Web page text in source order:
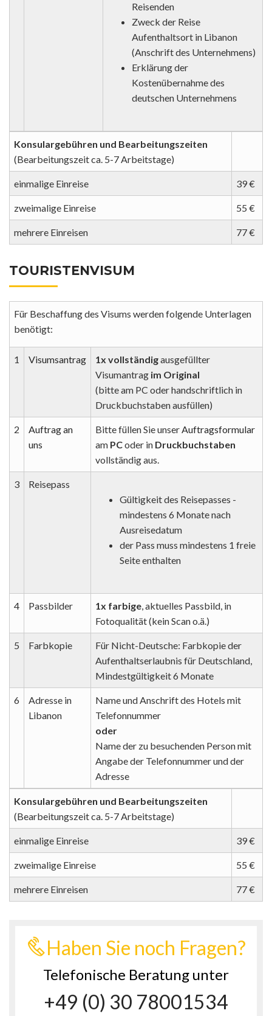
Reisenden
Zweck der Reise
Aufenthaltsort in Libanon
(Anschrift des Unternehmens)
Erklärung der
Kostenübernahme des
deutschen Unternehmens
Konsulargebühren und Bearbeitungszeiten
(Bearbeitungszeit ca. 5-7 Arbeitstage)
einmalige Einreise 39 €
zweimalige Einreise 55 €
mehrere Einreisen 77 €
TOURISTENVISUM
Für Beschaffung des Visums werden folgende Unterlagen
benötigt:
1 Visumsantrag 1x vollständigausgefüllter
Visumantrag im Original
(bitte am PC oder handschriftlich in
Druckbuchstaben ausfüllen)
2
Auftrag an
uns
Bitte füllen Sie unserAuftragsformular
am PCoder in Druckbuchstaben
vollständig aus.
3
Reisepass
Gültigkeit des Reisepasses -
mindestens 6 Monate nach
Ausreisedatum
der Pass muss mindestens 1 freie
Seite enthalten
4 Passbilder 1x farbige, aktuelles Passbild, in
Fotoqualität (kein Scan o.ä.)
5 Farbkopie
Für Nicht-Deutsche: Farbkopie der
Aufenthaltserlaubnis für Deutschland,
Mindestgültigkeit 6 Monate
6
Adresse in
Libanon
Name und Anschrift des Hotels mit
Telefonnummer
oder
Name der zu besuchenden Person mit
Angabe der Telefonnummer und der
Adresse
Konsulargebühren und Bearbeitungszeiten
(Bearbeitungszeit ca. 5-7 Arbeitstage)
einmalige Einreise 39 €
zweimalige Einreise 55 €
mehrere Einreisen 77 €
Haben Sie noch Fragen?
Telefonische Beratung unter
+49 (0) 30 78001534